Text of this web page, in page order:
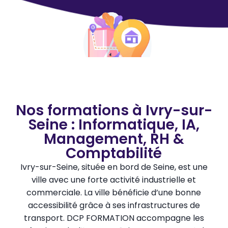
Nos formations à Ivry-sur-
Seine : Informatique, IA,
Management, RH &
Comptabilité
Ivry-sur-Seine, située en bord de Seine, est une
ville avec une forte activité industrielle et
commerciale. La ville bénéficie d’une bonne
accessibilité grâce à ses infrastructures de
transport. DCP FORMATION accompagne les